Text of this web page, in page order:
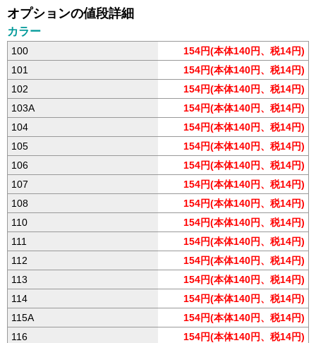
オプションの値段詳細
カラー
100
154円(本体140円、税14円)
101
154円(本体140円、税14円)
102
154円(本体140円、税14円)
103A
154円(本体140円、税14円)
104
154円(本体140円、税14円)
105
154円(本体140円、税14円)
106
154円(本体140円、税14円)
107
154円(本体140円、税14円)
108
154円(本体140円、税14円)
110
154円(本体140円、税14円)
111
154円(本体140円、税14円)
112
154円(本体140円、税14円)
113
154円(本体140円、税14円)
114
154円(本体140円、税14円)
115A
154円(本体140円、税14円)
116
154円(本体140円、税14円)